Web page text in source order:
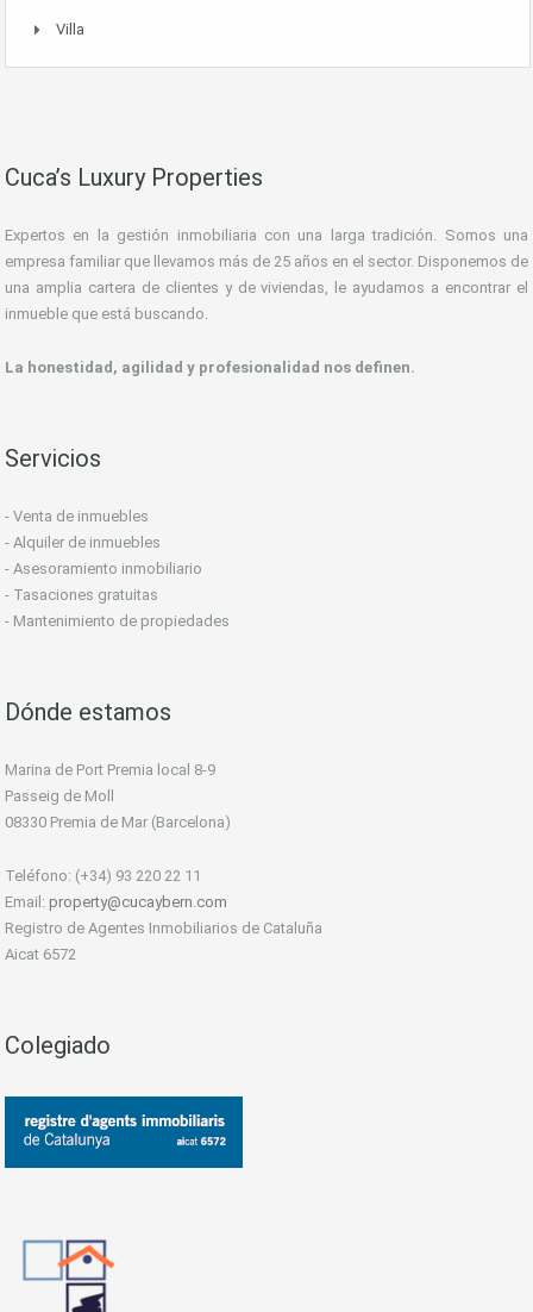
Villa
Cuca’s Luxury Properties
Expertos en la gestión inmobiliaria con una larga tradición. Somos una
empresa familiar que llevamos más de 25 años en el sector. Disponemos de
una amplia cartera de clientes y de viviendas, le ayudamos a encontrar el
inmueble que está buscando.
La honestidad, agilidad y profesionalidad nos definen.
Servicios
- Venta de inmuebles
- Alquiler de inmuebles
- Asesoramiento inmobiliario
- Tasaciones gratuitas
- Mantenimiento de propiedades
Dónde estamos
Marina de Port Premia local 8-9
Passeig de Moll
08330 Premia de Mar (Barcelona)
Teléfono: (+34) 93 220 22 11
Email: property@cucaybern.com
Registro de Agentes Inmobiliarios de Cataluña
Aicat 6572
Colegiado